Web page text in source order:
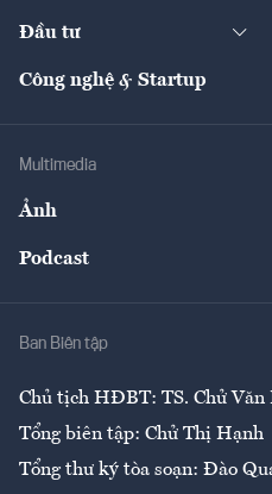
Quản trị số
Tư vấn
The Guide
Đầu tư
Công nghệ & Startup
Multimedia
Ảnh
Podcast
Ban Biên tập
Chủ tịch HĐBT: TS. Chử Văn
Tổng biên tập: Chử Thị Hạnh
Tổng thư ký tòa soạn: Đào